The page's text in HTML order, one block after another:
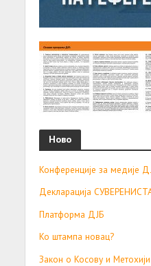
Ново
Конференције за медије
Декларација
Платформа ДЈБ
Ко штампа новац?
Закон о Косову и Метохији